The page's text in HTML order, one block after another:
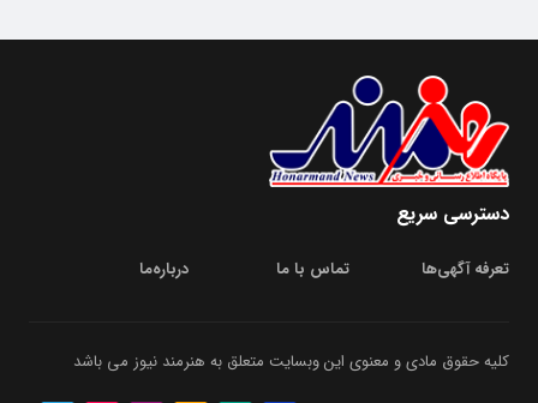
دسترسی سریع
تعرفه آگهی‌ها تماس با ما درباره‌‌ما
کلیه حقوق مادی و معنوی این وبسایت متعلق به هنرمند نیوز می باشد